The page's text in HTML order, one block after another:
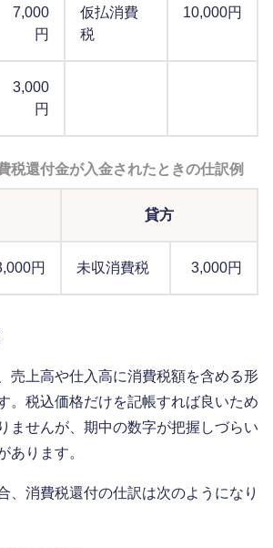
7,000
円
仮払消費
税
10,000円
3,000
円
税還付金が入金されたときの仕訳例
貸方
円 未収消費税 3,000円
売上高や仕入高に消費税額を含める形
。税込価格だけを記帳すれば良いため
ませんが、期中の数字が把握しづらい
あります。
、消費税還付の仕訳は次のようになり